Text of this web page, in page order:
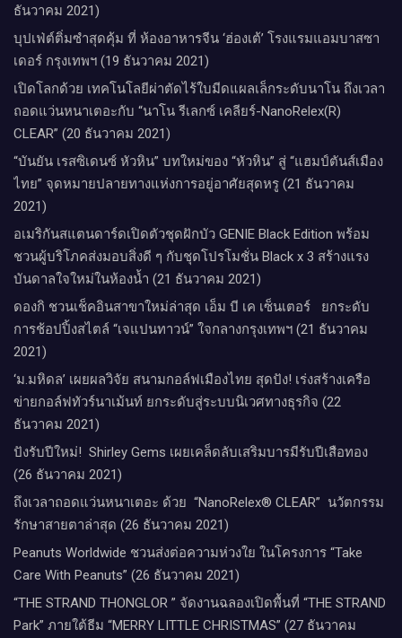
ธันวาคม 2021)
บุปเฟ่ต์ติ่มซำสุดคุ้ม ที่ ห้อง​อาหารจีน​ ‘ฮ่องเต้’ โรงแรม​แอม​บาส​ซา​
เดอร์​ กรุงเทพฯ​ (19 ธันวาคม 2021)
เปิดโลกด้วย เทคโนโลยีผ่าตัดไร้ใบมีดแผลเล็กระดับนาโน ถึงเวลา
ถอดแว่นหนาเตอะกับ “นาโน รีเลกซ์ เคลียร์-NanoRelex(R)
CLEAR” (20 ธันวาคม 2021)
“บันยัน เรสซิเดนซ์ หัวหิน” บทใหม่ของ “หัวหิน” สู่ “แฮมป์ตันส์เมือง
ไทย” จุดหมายปลายทางแห่งการอยู่อาศัยสุดหรู (21 ธันวาคม
2021)
อเมริกันสแตนดาร์ดเปิดตัวชุดฝักบัว GENIE Black Edition พร้อม
ชวนผู้บริโภคส่งมอบสิ่งดี ๆ กับชุดโปรโมชั่น Black x 3 สร้างแรง
บันดาลใจใหม่ในห้องน้ำ (21 ธันวาคม 2021)
ดองกิ ชวนเช็คอินสาขาใหม่ล่าสุด เอ็ม บี เค เซ็นเตอร์ ยกระดับ
การช้อปปิ้งสไตล์ “เจแปนทาวน์” ใจกลางกรุงเทพฯ (21 ธันวาคม
2021)
‘ม.มหิดล’ เผยผลวิจัย สนามกอล์ฟเมืองไทย สุดปัง! เร่งสร้างเครือ
ข่ายกอล์ฟทัวร์นาเม้นท์ ยกระดับสู่ระบบนิเวศทางธุรกิจ (22
ธันวาคม 2021)
ปังรับปีใหม่​! ​ Shirley Gems เผยเคล็ดลับ​เสริมบารมีรับปีเสือทอง
(26 ธันวาคม 2021)
ถึงเวลาถอดแว่นหนาเตอะ ด้วย “NanoRelex® CLEAR” นวัตกรรม
รักษาสายตาล่าสุด (26 ธันวาคม 2021)
Peanuts Worldwide ชวนส่งต่อความห่วงใย​ ​ในโครงการ “Take
Care With Peanuts” (26 ธันวาคม 2021)
“THE STRAND THONGLOR ” จัดงานฉลองเปิดพื้นที่ “THE STRAND
Park” ภายใต้ธีม “MERRY LITTLE CHRISTMAS” (27 ธันวาคม